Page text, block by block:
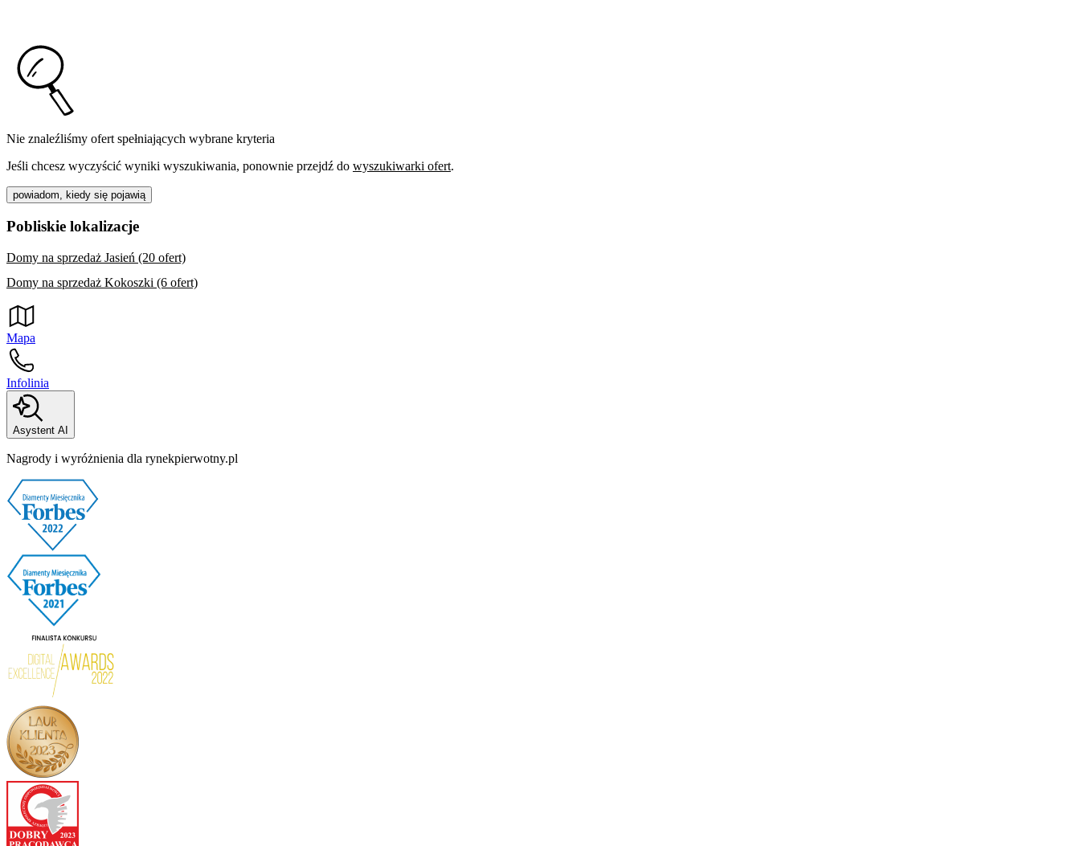
Nie znaleźliśmy ofert spełniających wybrane kryteria
Jeśli chcesz wyczyścić wyniki wyszukiwania, ponownie przejdź do wyszukiwarki ofert.
powiadom, kiedy się pojawią
Pobliskie lokalizacje
Domy na sprzedaż Jasień (20 ofert)
Domy na sprzedaż Kokoszki (6 ofert)
Mapa
Infolinia
Asystent AI
Nagrody i wyróżnienia dla rynekpierwotny.pl